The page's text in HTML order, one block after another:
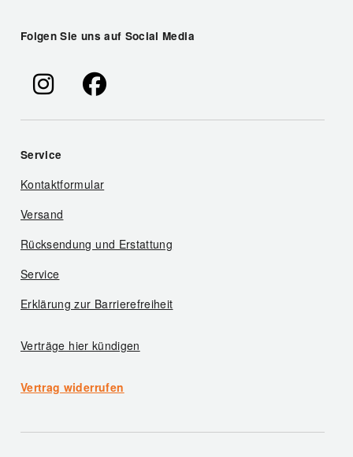
Folgen Sie uns auf Social Media
Service
Kontaktformular
Versand
Rücksendung und Erstattung
Service
Erklärung zur Barrierefreiheit
Verträge hier kündigen
Vertrag widerrufen